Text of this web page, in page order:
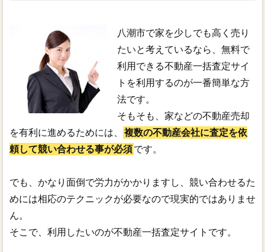
八潮市で家を少しでも高く売り
たいと考えているなら、無料で
利用できる不動産一括査定サイ
トを利用するのが一番簡単な方
法です。
そもそも、家などの不動産売却
を有利に進めるためには、
複数の不動産会社に査定を依
頼して競い合わせる事が必須です。
でも、かなり面倒で労力がかかりますし、競い合わせるた
めには相応のテクニックが必要なので現実的ではありませ
ん。
そこで、利用したいのが不動産一括査定サイトです。